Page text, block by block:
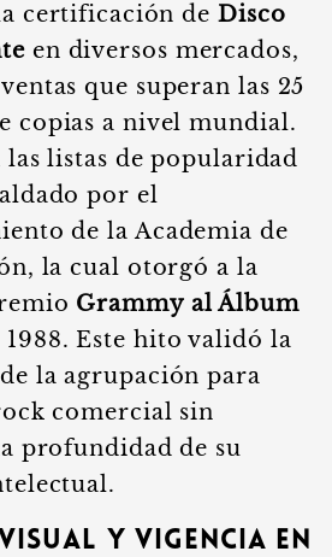
certificación de Disco
en diversos mercados,
que superan las 25
copias a nivel mundial.
listas de popularidad
por el
de la Academia de
la cual otorgó a la
Grammy al Álbum
1988. Este hito validó la
la agrupación para
comercial sin
profundidad de su
y vigencia en